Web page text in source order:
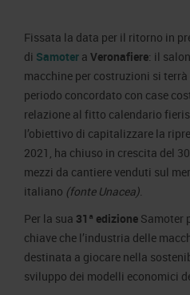
Carta dei Valori
Parità di genere
Modello di Organizzazione, Gestione
Codice Etico
Responsabilità Sociale d’Impresa
Responsabilità ambientale
Certificazioni riconosciute
Società trasparente
Compensi Organi Societari
Servizi in quartiere per la stampa
Contatti Ufficio Stampa
Lavora con noi
Contatti
Fissata la data per il ritorno in
di Samoter a Veronafiere: il
macchine per costruzioni si terrà
periodo concordato con case
relazione al fitto calendario
l’obiettivo di capitalizzare la
2021, ha chiuso in crescita del
mezzi da cantiere venduti sul
italiano (fonte Unacea).
Per la sua 31ª edizione Samoter
chiave che l’industria delle
destinata a giocare nella
sviluppo dei modelli economici